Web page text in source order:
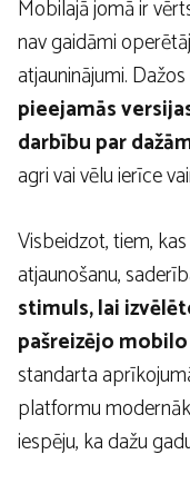
Mobilajā jomā ir
nav gaidāmi
atjauninājumi.
pieejamās
darbību par
agri vai vēlu ierīce
Visbeidzot, tiem,
atjaunošanu,
stimuls, lai
pašreizējo
standarta
platformu
iespēju, ka dažu